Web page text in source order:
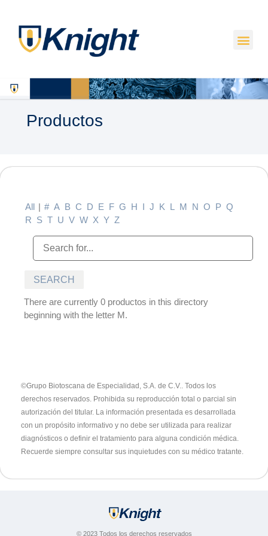
Productos
All | # A B C D E F G H I J K L M N O P Q
R S T U V W X Y Z
There are currently 0 productos in this directory
beginning with the letter M.
©Grupo Biotoscana de Especialidad, S.A. de C.V.. Todos los
derechos reservados. Prohibida su reproducción total o parcial sin
autorización del titular. La información presentada es desarrollada
con un propósito informativo y no debe ser utilizada para realizar
diagnósticos o definir el tratamiento para alguna condición médica.
Recuerde siempre consultar sus inquietudes con su médico tratante.
© 2023 Todos los derechos reservados